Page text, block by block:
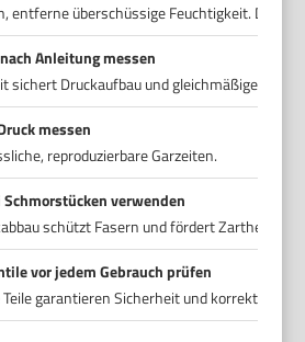
entferne überschüssige Feuchtigkeit. Das
Anleitung messen
sichert Druckaufbau und gleichmäßige
messen
reproduzierbare Garzeiten.
verwenden
schützt Fasern und fördert Zartheit.
vor jedem Gebrauch prüfen
garantieren Sicherheit und korrekten